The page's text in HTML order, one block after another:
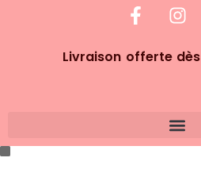
Livraison offerte